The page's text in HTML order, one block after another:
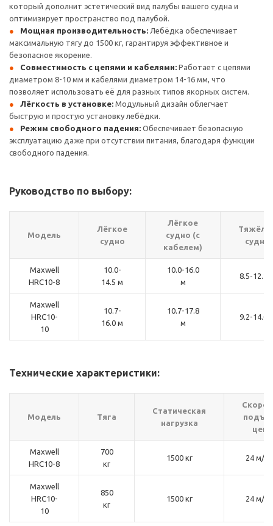
который дополнит эстетический вид палубы вашего судна и
оптимизирует пространство под палубой.
Мощная производительность: Лебёдка обеспечивает
максимальную тягу до 1500 кг, гарантируя эффективное и
безопасное якорение.
Совместимость с цепями и кабелями: Работает с цепями
диаметром 8-10 мм и кабелями диаметром 14-16 мм, что
позволяет использовать её для разных типов якорных систем.
Лёгкость в установке: Модульный дизайн облегчает
быструю и простую установку лебёдки.
Режим свободного падения: Обеспечивает безопасную
эксплуатацию даже при отсутствии питания, благодаря функции
свободного падения.
Руководство по выбору:
Модель
Лёгкое
судно
Лёгкое
судно (с
кабелем)
судно
Maxwell
HRC10-8
10.0-
14.5 м
10.0-16.0
м
8.5-12.2
Maxwell
HRC10-
10
10.7-
16.0 м
10.7-17.8
м
9.2-14.0
Технические характеристики:
Модель Тяга
Статическая
нагрузка
цепи
Maxwell
HRC10-8
700
кг
1500 кг 24 м/
Maxwell
HRC10-
10
850
кг
1500 кг 24 м/